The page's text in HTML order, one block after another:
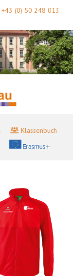
+43 (0) 50 248 013
Klassenbuch